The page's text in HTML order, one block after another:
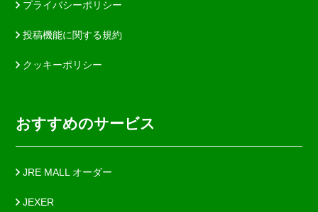
プライバシーポリシー
投稿機能に関する規約
クッキーポリシー
おすすめのサービス
JRE MALL オーダー
JEXER